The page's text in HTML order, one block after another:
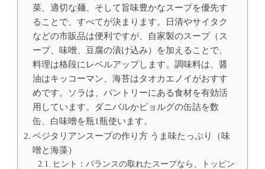
菜、適切な麺、そして旨味豊かなスープを優先す
ることで、すべてが決まります。日清やサイタク
などの市販品は便利ですが、自家製のスープ（ス
ープ、味噌、豆腐の漬け込み）を加えることで、
料理は格段にレベルアップします。調味料は、醤
油はキッコーマン、海苔はタオカエノイがおすす
めです。ソラは、パントリーにある食材を有効活
用しています。ダニバルかビョルグの缶詰を数
缶、白味噌を瓶1瓶使います。
ベジタリアンスープの作り方 うま味たっぷり（味
噌と海藻）
ヒント：バランスの取れたスープなら、トッピン